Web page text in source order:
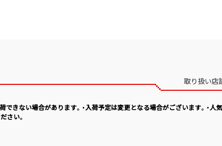
取り扱い店
できない場合があります。・入荷予定は変更となる場合がございます。・人
さい。